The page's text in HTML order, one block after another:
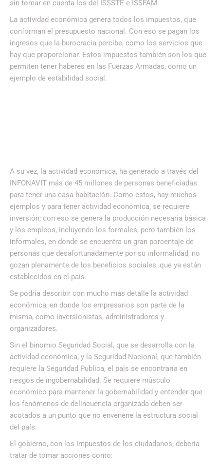
sin tomar en cuenta los del ISSSTE e ISSFAM.
La actividad económica genera todos los impuestos, que
conforman el presupuesto nacional. Con eso se pagan los
ingresos que la burocracia percibe, como los servicios que
hay que proporcionar. Estos impuestos también son los que
permiten tener haberes en las Fuerzas Armadas, como un
ejemplo de estabilidad social.
A su vez, la actividad económica, ha generado a través del
INFONAVIT más de 45 millones de personas beneficiadas
para tener una casa habitación. Como estos, hay muchos
ejemplos y para tener actividad económica, se requiere
inversión; con eso se genera la producción necesaria básica
y los empleos, incluyendo los formales, pero también los
informales, en donde se encuentra un gran porcentaje de
personas que desafortunadamente por su informalidad, no
gozan plenamente de los beneficios sociales, que ya están
establecidos en el país.
Se podría describir con mucho más detalle la actividad
económica, en donde los empresarios son parte de la
misma, como inversionistas, administradores y
organizadores.
Sin el binomio Seguridad Social, que se desarrolla con la
actividad económica, y la Seguridad Nacional, que también
requiere la Seguridad Publica, el país se encontraría en
riesgos de ingobernabilidad. Se requiere músculo
económico para mantener la gobernabilidad y entender que
los fenómenos de delincuencia organizada deben ser
acotados a un punto que no envenene la estructura social
del país.
El gobierno, con los impuestos de los ciudadanos, debería
tratar de tomar acciones como: